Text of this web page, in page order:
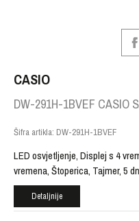
CASIO
DW-291H-1BVEF CASIO
Šifra artikla: DW-291H-1BVEF
LED osvjetljenje, Displej s 4
vremena, Štoperica, Tajmer, 5
Detaljnije